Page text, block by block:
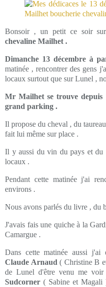
Bonsoir , un petit ce soir
chevaline Mailhet .
Dimanche 13 décembre à
matinée , rencontrer des gens
locaux surtout que sur Lunel ,
Mr Mailhet se trouve depuis
grand parking .
Il propose du cheval , du
fait lui même sur place .
Il y aussi du vin du pays et du
locaux .
Pendant cette matinée j'ai
environs .
Nous avons parlés du livre , du
J'avais fais une quiche à la
Camargue .
Dans cette matinée aussi
Claude Arnaud( Christine B
de Lunel d'être venu me
Sudcorner( Sabine et Magali